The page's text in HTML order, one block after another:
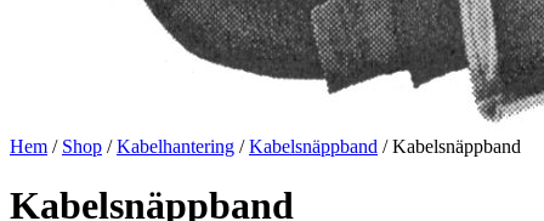
Hem / Shop /Kabelhantering /Kabelsnäppband / Kabelsnäppband
Kabelsnäppband